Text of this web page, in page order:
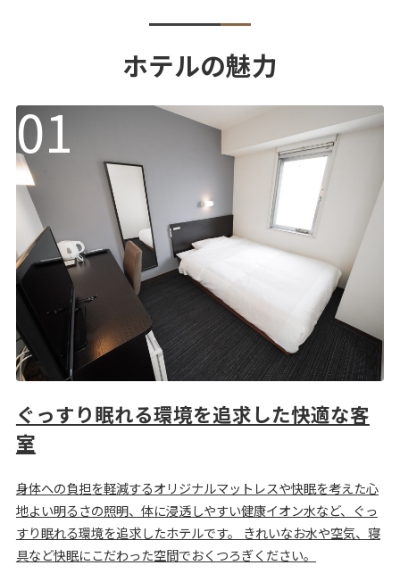
ホテルの魅力
ぐっすり眠れる環境を追求した快適な客
室
身体への負担を軽減するオリジナルマットレスや快眠を考えた心
地よい明るさの照明、体に浸透しやすい健康イオン水など、ぐっ
すり眠れる環境を追求したホテルです。 きれいなお水や空気、寝
具など快眠にこだわった空間でおくつろぎください。